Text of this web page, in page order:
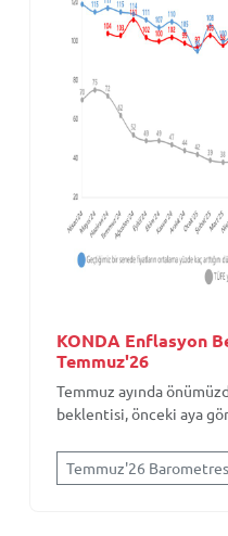
KONDA Enflasyon
Temmuz'26
Temmuz ayında
beklentisi, önceki aya
Temmuz'26